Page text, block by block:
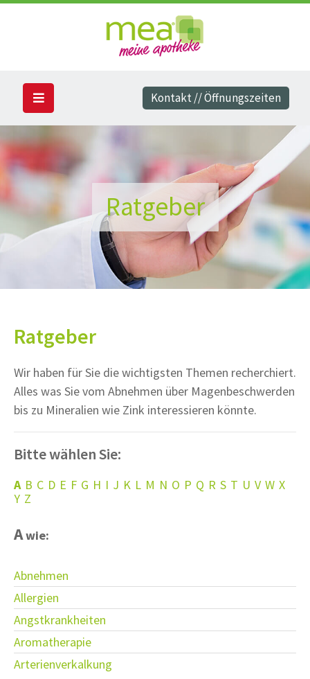
Ratgeber
Ratgeber
Wir haben für Sie die wichtigsten Themen recherchiert.
Alles was Sie vom Abnehmen über Magenbeschwerden
bis zu Mineralien wie Zink interessieren könnte.
Bitte wählen Sie:
A B C D E F G H I J K L M N O P Q R S T U V W X
Y Z
Awie:
Abnehmen
Allergien
Angstkrankheiten
Aromatherapie
Arterienverkalkung
Kontakt // Öffnungszeiten